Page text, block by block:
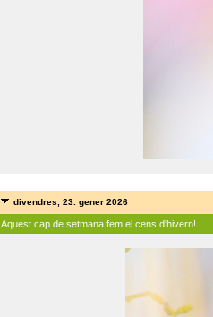
divendres, 23. gener 2026
Aquest cap de setmana fem el cens d'hivern!